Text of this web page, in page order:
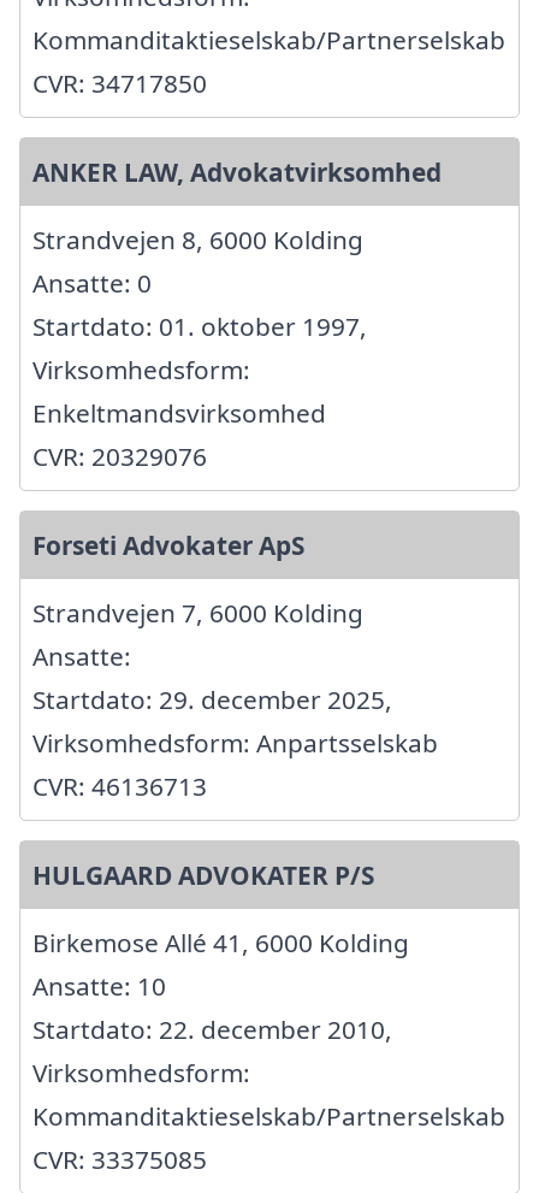
Kommanditaktieselskab/Partnerselskab
CVR: 34717850
ANKER LAW, Advokatvirksomhed
Strandvejen 8, 6000 Kolding
Ansatte: 0
Startdato: 01. oktober 1997,
Virksomhedsform:
Enkeltmandsvirksomhed
CVR: 20329076
Forseti Advokater ApS
Strandvejen 7, 6000 Kolding
Ansatte:
Startdato: 29. december 2025,
Virksomhedsform: Anpartsselskab
CVR: 46136713
HULGAARD ADVOKATER P/S
Birkemose Allé 41, 6000 Kolding
Ansatte: 10
Startdato: 22. december 2010,
Virksomhedsform:
Kommanditaktieselskab/Partnerselskab
CVR: 33375085